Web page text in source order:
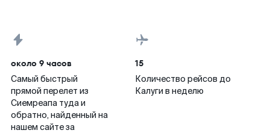
около 9 часов
Самый быстрый
прямой перелет из
Сиемреапа туда и
обратно, найденный на
нашем сайте за
15
Количество рейсов до
Калуги в неделю